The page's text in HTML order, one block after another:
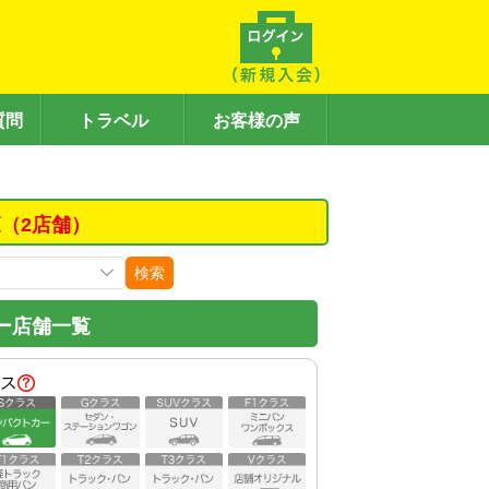
問 トラベル お客様の声
2店舗）
検索
店舗一覧